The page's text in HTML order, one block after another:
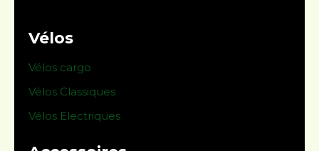
Vélos
Vélos cargo
Vélos Classiques
Vélos Electriques